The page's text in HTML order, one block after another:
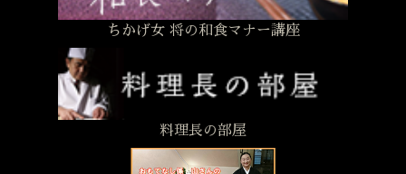
ちかげ女 将の和食マナー講座
料理長の部屋